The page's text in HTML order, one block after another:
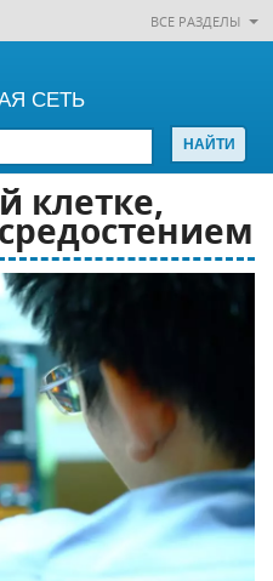
ВСЕ РАЗДЕЛЫ
СЕТЬ
клетке,